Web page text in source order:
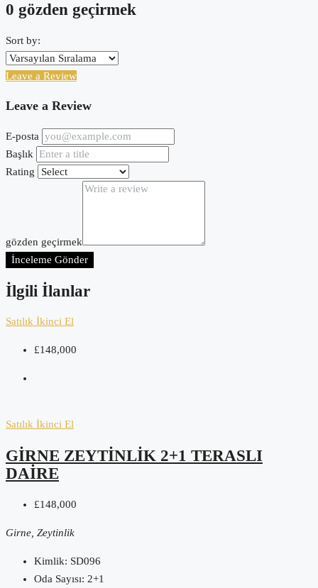
0 gözden geçirmek
Sort by:
Leave a Review
Leave a Review
E-posta
Başlık
Rating
gözden geçirmek
İnceleme Gönder
İlgili İlanlar
Satılık İkinci El
£148,000
Satılık İkinci El
GIRNE ZEYTINLIK 2+1 TERASLI
DAIRE
£148,000
Girne, Zeytinlik
Kimlik: SD096
Oda Sayısı: 2+1